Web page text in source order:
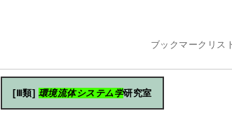
ブックマークリス
[Ⅲ類] 環境流体システム学研究室